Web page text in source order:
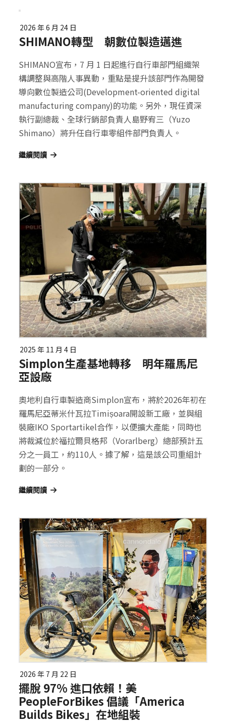
2026 年 6 月 24 日
SHIMANO轉型 朝數位製造邁進
SHIMANO宣布，7 月 1 日起進行自行車部門組織架
構調整與高階人事異動，重點是提升該部門作為開發
導向數位製造公司(Development-oriented digital
manufacturing company)的功能。另外，現任資深
執行副總裁、全球行銷部負責人島野宥三（Yuzo
Shimano）將升任自行車零組件部門負責人。
繼續閱讀
2025 年 11 月 4 日
Simplon生產基地轉移 明年羅馬尼
亞設廠
奧地利自行車製造商Simplon宣布，將於2026年初在
羅馬尼亞蒂米什瓦拉Timișoara開設新工廠，並與組
裝廠IKO Sportartikel合作，以便擴大產能，同時也
將裁減位於福拉爾貝格邦（Vorarlberg）總部預計五
分之一員工，約110人。據了解，這是該公司重組計
劃的一部分。
繼續閱讀
2026 年 7 月 22 日
擺脫 97% 進口依賴！美
PeopleForBikes 倡議「America
Builds Bikes」在地組裝